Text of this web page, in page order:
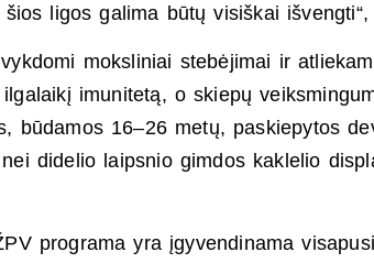
ligos galima būtų visiškai
moksliniai stebėjimai ir
imunitetą, o skiepų
būdamos 16–26 metų, paskiepytos
didelio laipsnio gimdos kaklelio
programa yra įgyvendinama